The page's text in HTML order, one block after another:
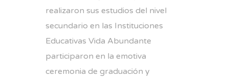
realizaron sus estudios del nivel
secundario en las Instituciones
Educativas Vida Abundante
participaron en la emotiva
ceremonia de graduación y